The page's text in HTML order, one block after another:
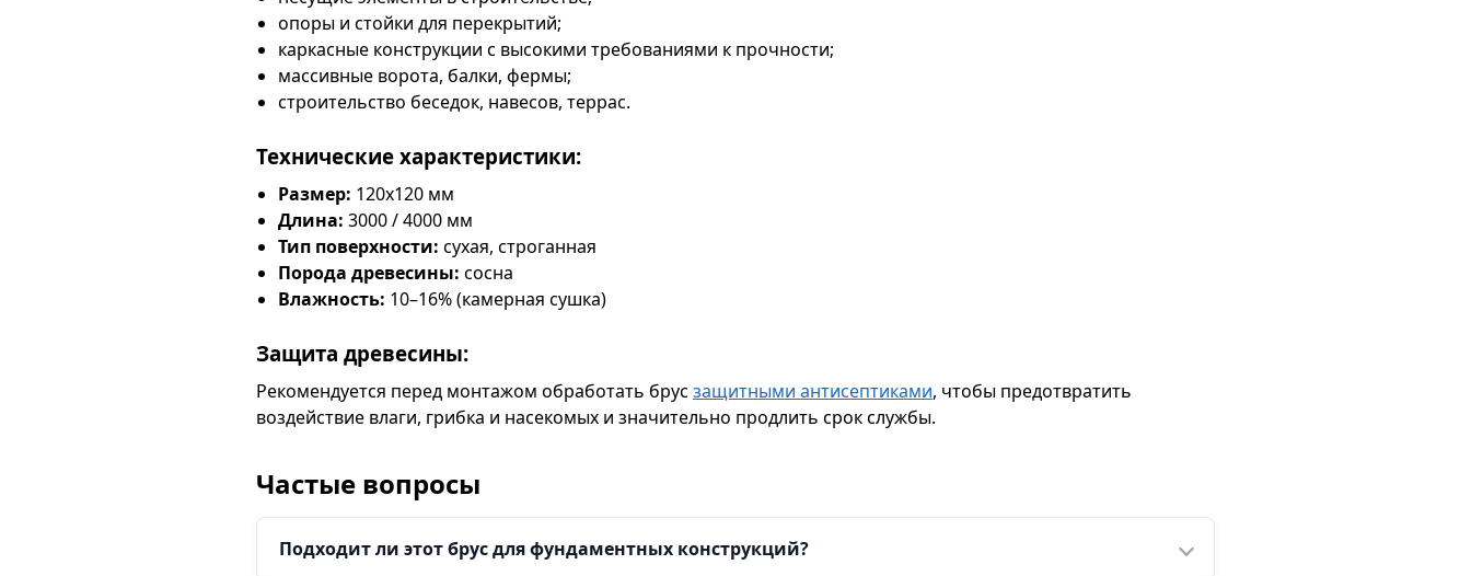
опоры и стойки для перекрытий;
каркасные конструкции с высокими требованиями к прочности;
массивные ворота, балки, фермы;
строительство беседок, навесов, террас.
Технические характеристики:
Размер: 120х120 мм
Длина: 3000 / 4000 мм
Тип поверхности: сухая, строганная
Порода древесины: сосна
Влажность: 10–16% (камерная сушка)
Защита древесины:
Рекомендуется перед монтажом обработать брус защитными антисептиками, чтобы предотвратить
воздействие влаги, грибка и насекомых и значительно продлить срок службы.
Частые вопросы
Подходит ли этот брус для фундаментных конструкций?